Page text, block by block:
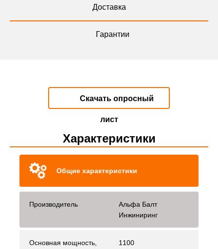
Доставка
Гарантии
Скачать опросный
лист
Характеристики
Общие характеристики
Производитель
Альфа Балт
Инжиниринг
Основная мощность,
1100